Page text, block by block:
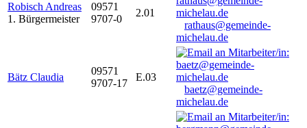
Robisch Andreas
1. Bürgermeister
09571
9707-0
2.01
rathaus@gemeinde-
michelau.de
Bätz Claudia
09571
9707-17
E.03
baetz@gemeinde-
michelau.de